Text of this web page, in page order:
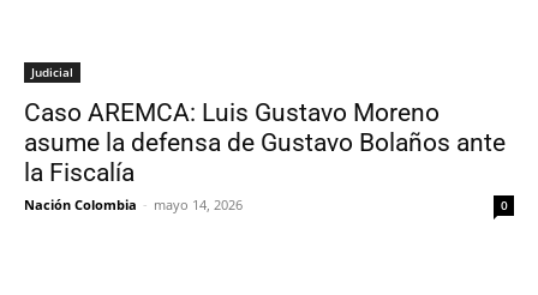
Judicial
Caso AREMCA: Luis Gustavo Moreno
asume la defensa de Gustavo Bolaños ante
la Fiscalía
Nación Colombia - mayo 14, 2026 0